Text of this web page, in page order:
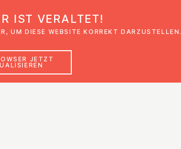
News Veranstaltungen
IST VERALTET!
UM DIESE WEBSITE KORREKT DARZUSTELLEN.
JETZT